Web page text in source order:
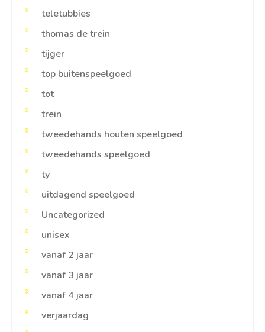
teletubbies
thomas de trein
tijger
top buitenspeelgoed
tot
trein
tweedehands houten speelgoed
tweedehands speelgoed
ty
uitdagend speelgoed
Uncategorized
unisex
vanaf 2 jaar
vanaf 3 jaar
vanaf 4 jaar
verjaardag